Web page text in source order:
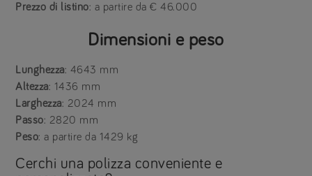
Prezzo di listino: a partire da € 46.000
Dimensioni e peso
Lunghezza: 4643 mm
Altezza: 1436 mm
Larghezza: 2024 mm
Passo: 2820 mm
Peso: a partire da 1429 kg
Cerchi una polizza conveniente e